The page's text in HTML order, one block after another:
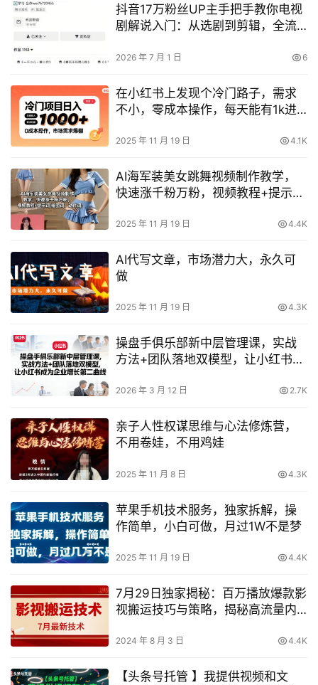
抖音17万粉丝UP主手把手教你电视
剧解说入门：从选剧到剪辑，全流
2026 年 7 月 1 日 6
在小红书上发现个冷门路子，需求
不小，零成本操作，每天能有1k进
2025 年 11 月 19 日 4.1K
AI海军装美女跳舞视频制作教学，
快速涨千粉万粉，视频教程+提示词
2025 年 11 月 19 日 4.4K
AI代写文章，市场潜力大，永久可
做
2025 年 11 月 19 日 4.3K
操盘手俱乐部新中层管理课，实战
方法+团队落地双模型，让小红书成
2026 年 3 月 12 日 2.7K
亲子人性权谋思维与心法修炼营，
不用卷娃，不用鸡娃
2025 年 11 月 8 日 4.3K
苹果手机技术服务，独家拆解，操
作简单，小白可做，月过1W不是梦
2025 年 11 月 19 日 4.4K
7月29日独家揭秘：百万播放爆款影
视搬运技巧与策略，揭秘高流量内
2024 年 8 月 3 日 4.4K
【头条号托管 】我提供视频和文